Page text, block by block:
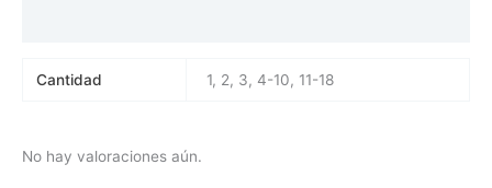
Cantidad 1, 2, 3, 4-10, 11-18
No hay valoraciones aún.